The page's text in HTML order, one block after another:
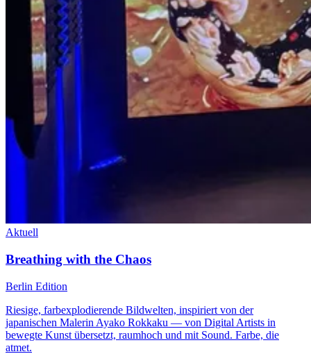
Aktuell
Breathing with the Chaos
Berlin Edition
Riesige, farbexplodierende Bildwelten, inspiriert von der
japanischen Malerin Ayako Rokkaku — von Digital Artists in
bewegte Kunst übersetzt, raumhoch und mit Sound. Farbe, die
atmet.